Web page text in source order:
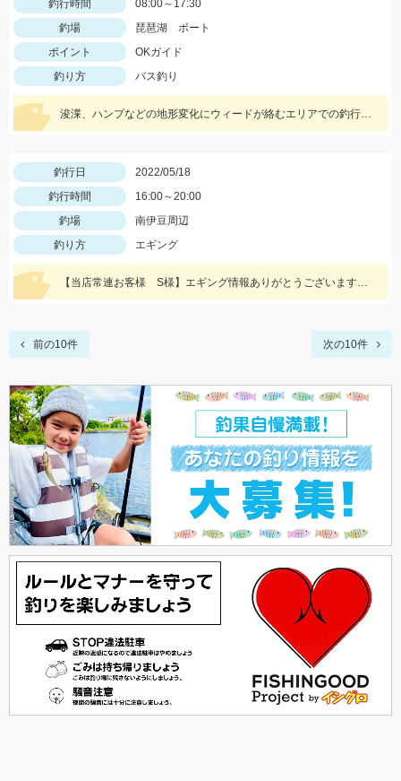
釣行時間
08:00～17:30
釣場
琵琶湖 ボート
ポイント
OKガイド
釣り方
バス釣り
浚渫、ハンプなどの地形変化にウィードが絡むエリアでの釣行。スワンプクローラーでの釣果でした。
釣行日
2022/05/18
釣行時間
16:00～20:00
釣場
南伊豆周辺
釣り方
エギング
【当店常連お客様 S様】エギング情報ありがとうございます！ 夕方から夜にかけての時間帯で800ｇサイズゲット！
前の10件 次の10件